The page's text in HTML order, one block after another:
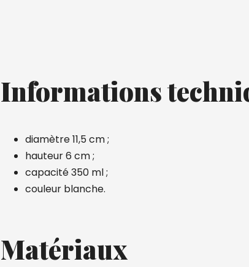
Informations
diamètre 11,5 cm ;
hauteur 6 cm ;
capacité 350 ml ;
couleur blanche.
Matériaux